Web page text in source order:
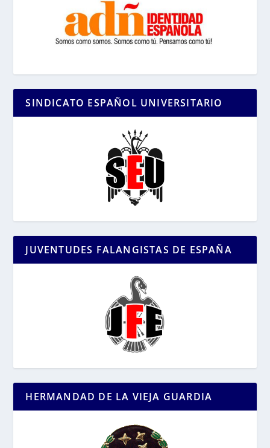
SINDICATO ESPAÑOL UNIVERSITARIO
JUVENTUDES FALANGISTAS DE ESPAÑA
HERMANDAD DE LA VIEJA GUARDIA